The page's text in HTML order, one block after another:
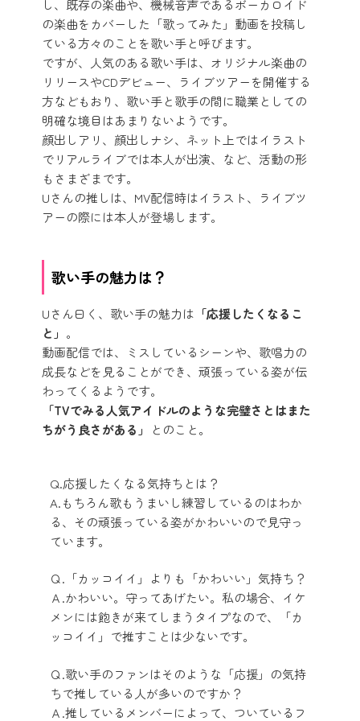
し、既存の楽曲や、機械音声であるボーカロイド
の楽曲をカバーした「歌ってみた」動画を投稿し
ている方々のことを歌い手と呼びます。
ですが、人気のある歌い手は、オリジナル楽曲の
リリースやCDデビュー、ライブツアーを開催する
方などもおり、歌い手と歌手の間に職業としての
明確な境目はあまりないようです。
顔出しアリ、顔出しナシ、ネット上ではイラスト
でリアルライブでは本人が出演、など、活動の形
もさまざまです。
Uさんの推しは、MV配信時はイラスト、ライブツ
アーの際には本人が登場します。
歌い手の魅力は？
Uさん曰く、歌い手の魅力は 「応援したくなるこ
と」 。
動画配信では、ミスしているシーンや、歌唱力の
成長などを見ることができ、頑張っている姿が伝
わってくるようです。
「TVでみる人気アイドルのような完璧さとはまた
ちがう良さがある」
とのこと。
Q.応援したくなる気持ちとは？
A.もちろん歌もうまいし練習しているのはわか
る、その頑張っている姿がかわいいので見守っ
ています。
Ｑ.「カッコイイ」よりも「かわいい」気持ち？
Ａ.かわいい。守ってあげたい。私の場合、イケ
メンには飽きが来てしまうタイプなので、「カ
ッコイイ」で推すことは少ないです。
Ｑ.歌い手のファンはそのような「応援」の気持
ちで推している人が多いのですか？
Ａ.推しているメンバーによって、ついているフ